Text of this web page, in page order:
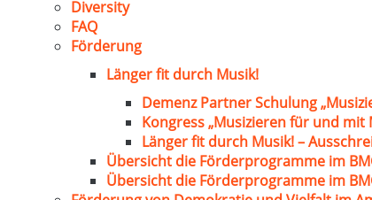
Diversity
FAQ
Förderung
Länger fit durch Musik!
Demenz Partner Schulung
Kongress „Musizieren für und mit
Länger fit durch Musik! –
Übersicht die Förderprogramme im
Übersicht die Förderprogramme im